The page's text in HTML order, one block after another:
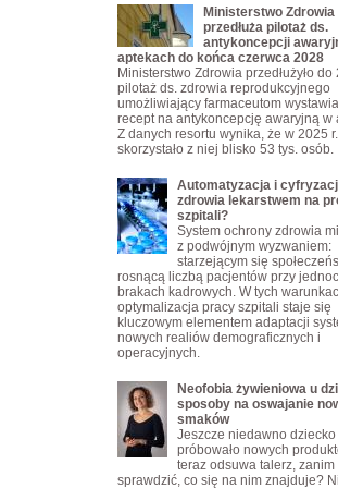
Ministerstwo Zdrowia
przedłuża pilotaż ds.
antykoncepcji
aptekach do końca czerwca 2028
Ministerstwo Zdrowia przedłużyło do
pilotaż ds. zdrowia reprodukcyjnego
umożliwiający farmaceutom
recept na antykoncepcję awaryjną w
Z danych resortu wynika, że w 2025 r.
skorzystało z niej blisko 53 tys. osób.
Automatyzacja i
zdrowia lekarstwem na
szpitali?
System ochrony zdrowia
z podwójnym wyzwaniem:
starzejącym się
rosnącą liczbą pacjentów przy
brakach kadrowych. W tych
optymalizacja pracy szpitali staje się
kluczowym elementem adaptacji
nowych realiów demograficznych i
operacyjnych.
Neofobia żywieniowa u
sposoby na oswajanie
smaków
Jeszcze niedawno dziecko
próbowało nowych
teraz odsuwa talerz, zanim
sprawdzić, co się na nim znajduje?